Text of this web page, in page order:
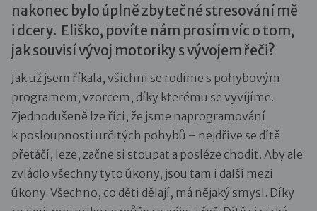
nakonec bylo úplně zbytečné stresování mě
i dcery. Eliško, povíte nám prosím víc o tom,
jak souvisí vývoj motoriky s vývojem řeči?
Jak už jsem říkala, všichni se rodíme s pohybovým
programem, vzorcem, díky kterému se vyvíjíme.
Zjednodušeně lze říci, že jsme naprogramování
k posloupnosti určitých pohybů – nejdříve se dítě
přetáčí, leze, začne si stoupat a posléze chodit. Aby ale
zvládlo všechny tyto úkony, jsou tam i další mezi
úkony. Všechno, co děti dělají, má nějaký smysl. Díky